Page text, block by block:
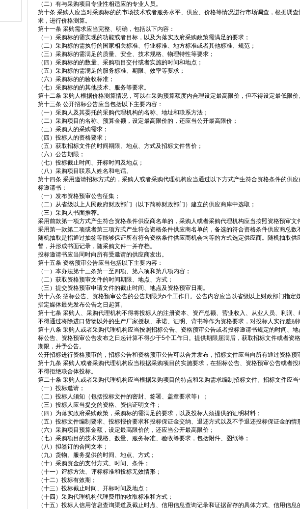
（二）有与采购项目专业性相适应的专业人员。
第十条 采购人应当对采购标的的市场技术或者服务水平、供应、价格等情况进行市场调查，根据调
求，进行价格测算。
第十一条 采购需求应当完整、明确，包括以下内容：
（一）采购标的需实现的功能或者目标，以及为落实政府采购政策需满足的要求；
（二）采购标的需执行的国家相关标准、行业标准、地方标准或者其他标准、规范；
（三）采购标的需满足的质量、安全、技术规格、物理特性等要求；
（四）采购标的的数量、采购项目交付或者实施的时间和地点；
（五）采购标的需满足的服务标准、期限、效率等要求；
（六）采购标的的验收标准；
（七）采购标的的其他技术、服务等要求。
第十二条 采购人根据价格测算情况，可以在采购预算额度内合理设定最高限价，但不得设定最低限价
第十三条 公开招标公告应当包括以下主要内容：
（一）采购人及其委托的采购代理机构的名称、地址和联系方法；
（二）采购项目的名称、预算金额，设定最高限价的，还应当公开最高限价；
（三）采购人的采购需求；
（四）投标人的资格要求；
（五）获取招标文件的时间期限、地点、方式及招标文件售价；
（六）公告期限；
（七）投标截止时间、开标时间及地点；
（八）采购项目联系人姓名和电话。
第十四条 采用邀请招标方式的，采购人或者采购代理机构应当通过以下方式产生符合资格条件的供
标邀请书：
（一）发布资格预审公告征集；
（二）从省级以上人民政府财政部门（以下简称财政部门）建立的供应商库中选取；
（三）采购人书面推荐。
采用前款第一项方式产生符合资格条件供应商名单的，采购人或者采购代理机构应当按照资格预审文
采用第一款第二项或者第三项方式产生符合资格条件供应商名单的，备选的符合资格条件供应商总数
随机抽取是指通过抽签等能够保证所有符合资格条件供应商机会均等的方式选定供应商。随机抽取
督，并形成书面记录，随采购文件一并存档。
投标邀请书应当同时向所有受邀请的供应商发出。
第十五条 资格预审公告应当包括以下主要内容：
（一）本办法第十三条第一至四项、第六项和第八项内容；
（二）获取资格预审文件的时间期限、地点、方式；
（三）提交资格预审申请文件的截止时间、地点及资格预审日期。
第十六条 招标公告、资格预审公告的公告期限为5个工作日。公告内容应当以省级以上财政部门指
指定媒体最先发布公告之日起算。
第十七条 采购人、采购代理机构不得将投标人的注册资本、资产总额、营业收入、从业人员、利润
不得通过将除进口货物以外的生产厂家授权、承诺、证明、背书等作为资格要求，对投标人实行差别
第十八条 采购人或者采购代理机构应当按照招标公告、资格预审公告或者投标邀请书规定的时间、
标公告、资格预审公告发布之日起计算不得少于5个工作日。提供期限届满后，获取招标文件或者资
期限，并予公告。
公开招标进行资格预审的，招标公告和资格预审公告可以合并发布，招标文件应当向所有通过资格预
第十九条 采购人或者采购代理机构应当根据采购项目的实施要求，在招标公告、资格预审公告或者
不得拒绝联合体投标。
第二十条 采购人或者采购代理机构应当根据采购项目的特点和采购需求编制招标文件。招标文件应当
（一）投标邀请；
（二）投标人须知（包括投标文件的密封、签署、盖章要求等）；
（三）投标人应当提交的资格、资信证明文件；
（四）为落实政府采购政策，采购标的需满足的要求，以及投标人须提供的证明材料；
（五）投标文件编制要求、投标报价要求和投标保证金交纳、退还方式以及不予退还投标保证金的情
（六）采购项目预算金额，设定最高限价的，还应当公开最高限价；
（七）采购项目的技术规格、数量、服务标准、验收等要求，包括附件、图纸等；
（八）拟签订的合同文本；
（九）货物、服务提供的时间、地点、方式；
（十）采购资金的支付方式、时间、条件；
（十一）评标方法、评标标准和投标无效情形；
（十二）投标有效期；
（十三）投标截止时间、开标时间及地点；
（十四）采购代理机构代理费用的收取标准和方式；
（十五）投标人信用信息查询渠道及截止时点、信用信息查询记录和证据留存的具体方式、信用信息